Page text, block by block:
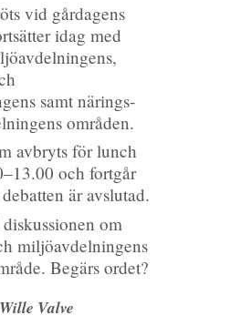
vid gårdagens
idag med
samt närings-
områden.
avbryts för lunch
och fortgår
är avslutad.
om
miljöavdelningens
Begärs ordet?
Valve